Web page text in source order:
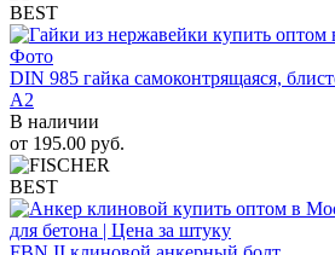
BEST
DIN 985 гайка самоконтрящаяся,
A2
В наличии
от 195.00 руб.
BEST